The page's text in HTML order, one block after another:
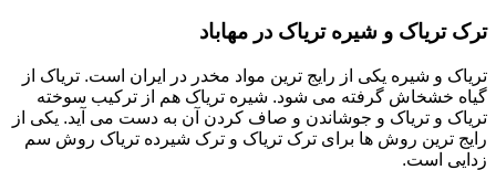
ترک تریاک و شیره تریاک در مهاباد
تریاک و شیره یکی از رایج ترین مواد مخدر در ایران است. تریاک از
گیاه خشخاش گرفته می شود. شیره تریاک هم از ترکیب سوخته
تریاک و تریاک و جوشاندن و صاف کردن آن به دست می آید. یکی از
رایج ترین روش ها برای ترک تریاک و ترک شیرده تریاک روش سم
زدایی است.